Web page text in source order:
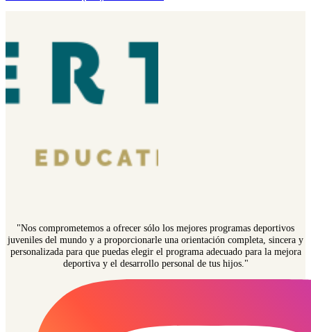
"Nos comprometemos a ofrecer sólo los mejores programas deportivos
juveniles del mundo y a proporcionarle una orientación completa, sincera y
personalizada para que puedas elegir el programa adecuado para la mejora
deportiva y el desarrollo personal de tus hijos."